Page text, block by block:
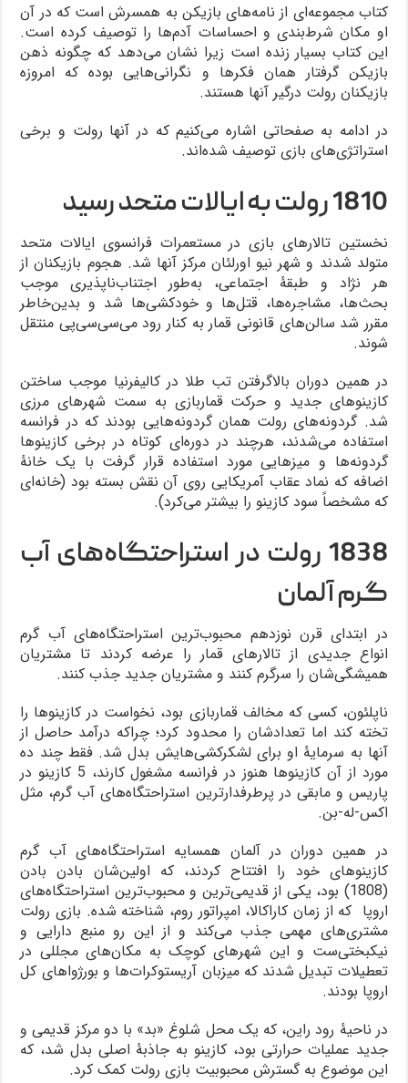
کتاب مجموعه‌ای از نامه‌های بازیکن به همسرش است که در آن
او مکان شرط‌بندی و احساسات آدم‌ها را توصیف کرده است.
این کتاب بسیار زنده است زیرا نشان می‌دهد که چگونه ذهن
بازیکن گرفتار همان فکرها و نگرانی‌هایی بوده که امروزه
بازیکنان رولت درگیر آنها هستند.
در ادامه به صفحاتی اشاره می‌کنیم که در آنها رولت و برخی
استراتژی‌های بازی توصیف شده‌اند.
1810 رولت به ایالات متحد رسید
نخستین تالارهای بازی در مستعمرات فرانسوی ایالات متحد
متولد شدند و شهر نیو اورلئان مرکز آنها شد. هجوم بازیکنان از
هر نژاد و طبقۀ اجتماعی، به‌طور اجتناب‌ناپذیری موجب
بحث‌ها، مشاجره‌ها، قتل‌ها و خودکشی‌ها شد و بدین‌خاطر
مقرر شد سالن‌های قانونی قمار به کنار رود می‌سی‌سی‌پی منتقل
شوند.
در همین دوران بالاگرفتن تب طلا در کالیفرنیا موجب ساختن
کازینوهای جدید و حرکت قماربازی به سمت شهرهای مرزی
شد. گردونه‌های رولت همان گردونه‌هایی بودند که در فرانسه
استفاده می‌شدند، هرچند در دوره‌ای کوتاه در برخی کازینوها
گردونه‌ها و میزهایی مورد استفاده قرار گرفت با یک خانۀ
اضافه که نماد عقاب آمریکایی روی آن نقش بسته بود (خانه‌ای
که مشخصاً سود کازینو را بیشتر می‌کرد).
1838 رولت در استراحتگاه‌های آب
گرم آلمان
در ابتدای قرن نوزدهم محبوب‌ترین استراحتگاه‌های آب گرم
انواع جدیدی از تالارهای قمار را عرضه کردند تا مشتریان
همیشگی‌شان را سرگرم کنند و مشتریان جدید جذب کنند.
ناپلئون، کسی که مخالف قماربازی بود، نخواست در کازینوها را
تخته کند اما تعدادشان را محدود کرد؛ چراکه درآمد حاصل از
آنها به سرمایۀ او برای لشکرکشی‌هایش بدل شد. فقط چند ده
مورد از آن کازینوها هنوز در فرانسه مشغول کارند، 5 کازینو در
پاریس و مابقی در پرطرفدارترین استراحتگاه‌های آب گرم، مثل
اکس-له-بن.
در همین دوران در آلمان همسایه استراحتگاه‌های آب گرم
کازینوهای خود را افتتاح کردند، که اولین‌شان بادن بادن
(1808) بود، یکی از قدیمی‌ترین و محبوب‌ترین استراحتگاه‌های
اروپا که از زمان کاراکالا، امپراتور روم، شناخته شده. بازی رولت
مشتری‌های مهمی جذب می‌کند و از این رو منبع دارایی و
نیکبختی‌ست و این شهرهای کوچک به مکان‌های مجللی در
تعطیلات تبدیل شدند که میزبان آریستوکرات‌ها و بورژواهای کل
اروپا بودند.
در ناحیۀ رود راین، که یک محل شلوغ «بد» با دو مرکز قدیمی و
جدید عملیات حرارتی بود، کازینو به جاذبۀ اصلی بدل شد، که
این موضوع به گسترش محبوبیت بازی رولت کمک کرد.